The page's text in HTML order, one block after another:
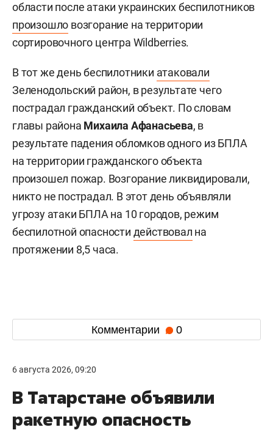
области после атаки украинских беспилотников
произошло возгорание на территории
сортировочного центра Wildberries.
В тот же день беспилотники атаковали
Зеленодольский район, в результате чего
пострадал гражданский объект. По словам
главы района Михаила Афанасьева, в
результате падения обломков одного из БПЛА
на территории гражданского объекта
произошел пожар. Возгорание ликвидировали,
никто не пострадал. В этот день объявляли
угрозу атаки БПЛА на 10 городов, режим
беспилотной опасности действовал на
протяжении 8,5 часа.
Комментарии 0
6 августа 2026, 09:20
В Татарстане объявили
ракетную опасность